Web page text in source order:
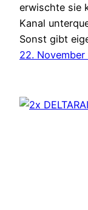
erwischte sie
Kanal
Sonst gibt
22.